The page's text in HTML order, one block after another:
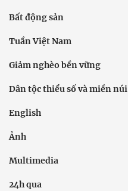
Bất động sản
Tuần Việt Nam
Giảm nghèo bền vững
Dân tộc thiểu số và miền núi
English
Ảnh
Multimedia
24h qua